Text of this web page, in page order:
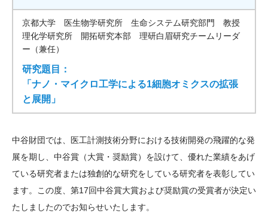
京都大学 医生物学研究所 生命システム研究部門 教授
理化学研究所 開拓研究本部 理研白眉研究チームリーダ
ー（兼任）
研究題目：
「ナノ・マイクロ⼯学による1細胞オミクスの拡張
と展開」
中谷財団では、医工計測技術分野における技術開発の飛躍的な発
展を期し、中谷賞（大賞・奨励賞）を設けて、優れた業績をあげ
ている研究者または独創的な研究をしている研究者を表彰してい
ます。この度、第17回中谷賞大賞および奨励賞の受賞者が決定い
たしましたのでお知らせいたします。